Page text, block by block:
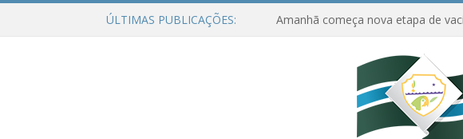
ÚLTIMAS PUBLICAÇÕES: